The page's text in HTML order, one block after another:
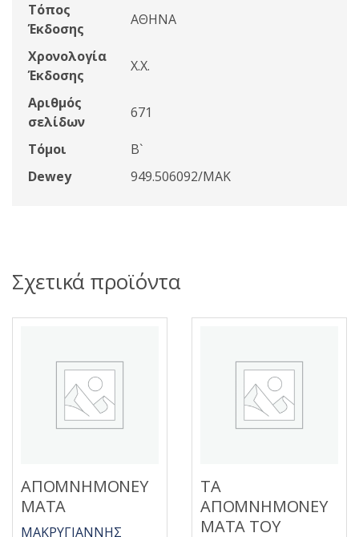
Τόπος
Έκδοσης
ΑΘΗΝΑ
Χρονολογία
Έκδοσης
Χ.Χ.
Αριθμός
σελίδων
671
Τόμοι
Β`
Dewey
949.506092/ΜΑΚ
Σχετικά προϊόντα
ΑΠΟΜΝΗΜΟΝΕΥ
ΜΑΤΑ
ΜΑΚΡΥΓΙΑΝΝΗΣ
ΤΑ
ΑΠΟΜΝΗΜΟΝΕΥ
ΜΑΤΑ ΤΟΥ